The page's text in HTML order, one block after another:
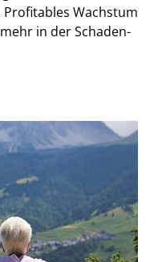
Wachstum
in der Schaden-